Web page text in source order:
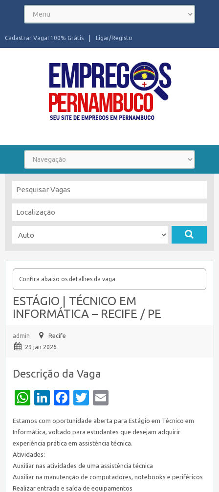
Ligar/Registo
Cadastrar Vaga! 100% Grátis
Confira abaixo os detalhes da vaga
ESTÁGIO | TÉCNICO EM
INFORMÁTICA – RECIFE / PE
admin
Recife
29 jan 2026
Descrição da Vaga
WhatsApp
LinkedIn
Facebook
Twitter
Estamos com oportunidade aberta para Estágio em Técnico em
Informática, voltado para estudantes que desejam adquirir
experiência prática em assistência técnica.
Atividades:
Auxiliar nas atividades de uma assistência técnica
Auxiliar na manutenção de computadores, notebooks e periféricos
Realizar entrada e saída de equipamentos